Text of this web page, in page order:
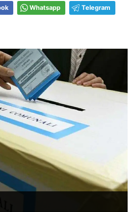
Whatsapp Telegram